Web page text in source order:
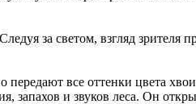
за светом, взгляд
все оттенки цвета
запахов и звуков леса. Он